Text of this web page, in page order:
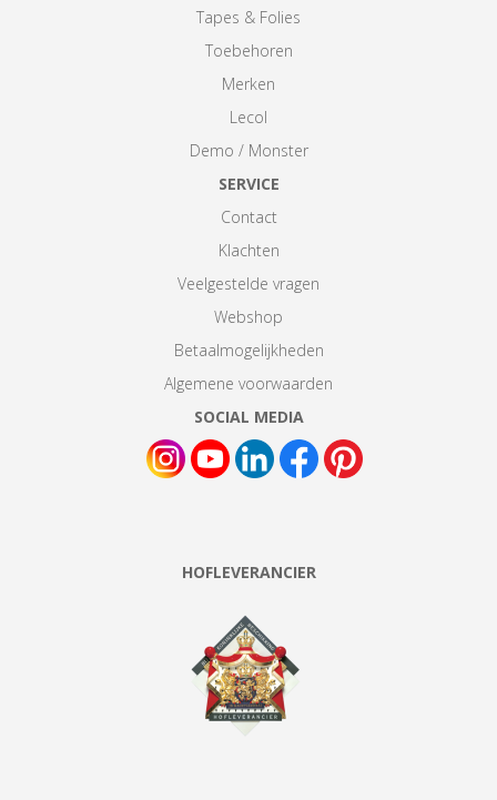
Tapes & Folies
Toebehoren
Merken
Lecol
Demo / Monster
SERVICE
Contact
Klachten
Veelgestelde vragen
Webshop
Betaalmogelijkheden
Algemene voorwaarden
SOCIAL MEDIA
HOFLEVERANCIER